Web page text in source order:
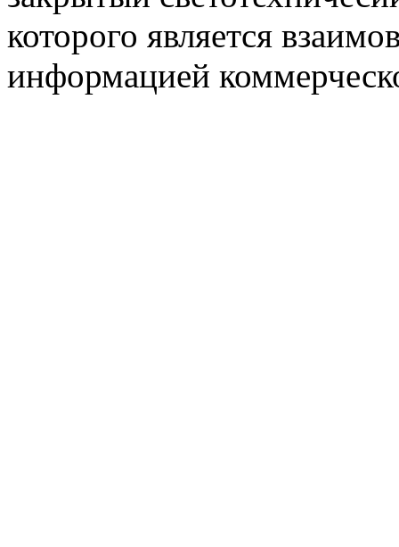
которого является
информацией